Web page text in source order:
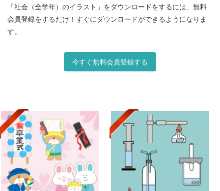
「社会（全学年）のイラスト」をダウンロードをするには、無料
会員登録をするだけ！すぐにダウンロードができるようになりま
す。
今すぐ無料会員登録する